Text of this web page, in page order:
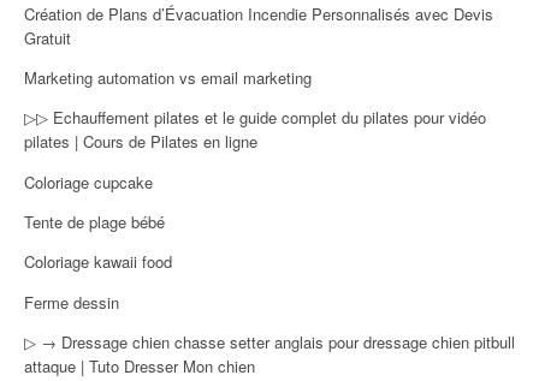
Création de Plans d’Évacuation Incendie Personnalisés avec Devis
Gratuit
Marketing automation vs email marketing
▷▷ Echauffement pilates et le guide complet du pilates pour vidéo
pilates | Cours de Pilates en ligne
Coloriage cupcake
Tente de plage bébé
Coloriage kawaii food
Ferme dessin
▷ → Dressage chien chasse setter anglais pour dressage chien pitbull
attaque | Tuto Dresser Mon chien